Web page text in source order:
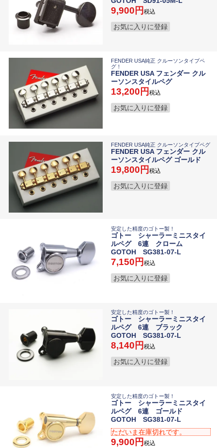
9,900 税込
お気に入りに登録
FENDER USA純正 クルーソンタイプペ
グ！
FENDER USA フェンダー クル
ーソンスタイルペグ
13,200 税込
お気に入りに登録
FENDER USA純正 クルーソンタイプペグ
FENDER USA フェンダー クル
ーソンスタイルペグ ゴールド
19,800 税込
お気に入りに登録
安定した精度のゴトー製！
ゴトー シャーラーミニスタイ
ルペグ 6連 クローム
GOTOH SG381-07-L
7,150 税込
お気に入りに登録
安定した精度のゴトー製！
ゴトー シャーラーミニスタイ
ルペグ 6連 ブラック
GOTOH SG381-07-L
8,140 税込
お気に入りに登録
安定した精度のゴトー製！
ゴトー シャーラーミニスタイ
ルペグ 6連 ゴールド
GOTOH SG381-07-L
ただいま在庫切れです。
9,900 税込